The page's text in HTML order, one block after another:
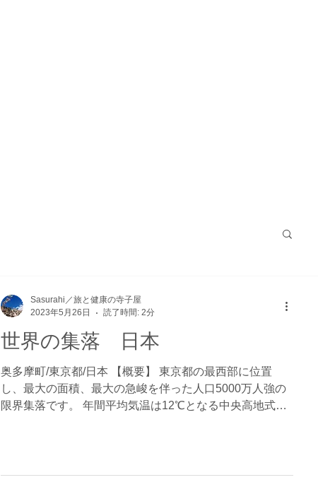
世界の集落 日本
奥多摩町/東京都/日本 【概要】 東京都の最西部に位置
し、最大の面積、最大の急峻を伴った人口5000万人強の
限界集落です。 年間平均気温は12℃となる中央高地式気
Sasurahi／旅と健康の寺子屋
2023年5月26日
読了時間: 2分